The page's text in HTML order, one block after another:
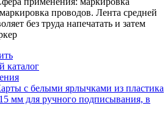
проводов. Лента средней
без труда напечатать и затем
каталог